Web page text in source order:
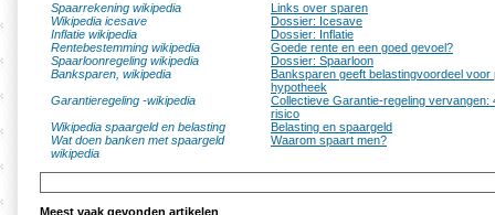
Spaarrekening wikipedia
Links over sparen
Wikipedia icesave
Dossier: Icesave
Inflatie wikipedia
Dossier: Inflatie
Rentebestemming wikipedia
Goede rente en een goed gevoel?
Spaarloonregeling wikipedia
Dossier: Spaarloon
Banksparen, wikipedia
Banksparen geeft belastingvoordeel voor
hypotheek
Garantieregeling -wikipedia
Collectieve Garantie-regeling vervangen:
risico
Wikipedia spaargeld en belasting
Belasting en spaargeld
Wat doen banken met spaargeld
wikipedia
Waarom spaart men?
Meest vaak gevonden artikelen